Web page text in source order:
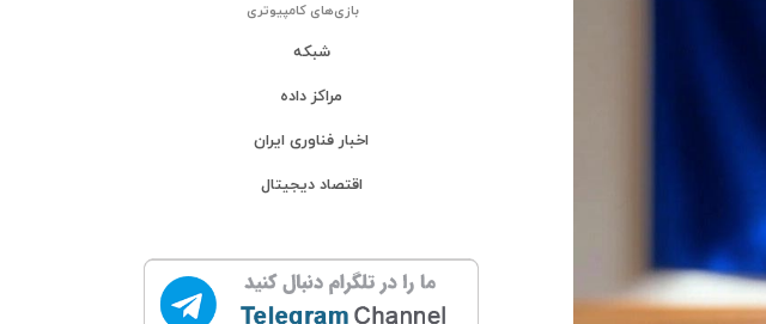
بازی‌های کامپیوتری
شبکه
مراکز داده
اخبار فناوری ایران
اقتصاد دیجیتال